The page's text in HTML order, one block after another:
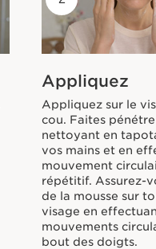
Appliquez
Appliquez sur le
cou. Faites
nettoyant en
vos mains et en
mouvement
répétitif. Assurez-
de la mousse sur
visage en
mouvements
bout des doigts.